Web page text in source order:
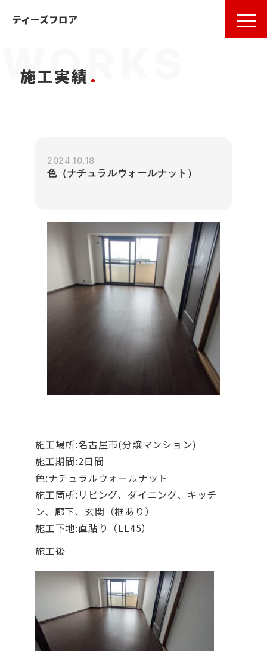
名古屋 フローリング
ティーズフロア
施工実績
2024.10.18
色（ナチュラルウォールナット）
施工場所:名古屋市(分譲マンション)
施工期間:2日間
色:ナチュラルウォールナット
施工箇所:リビング、ダイニング、キッチ
ン、廊下、玄関（框あり）
施工下地:直貼り（LL45）
施工後